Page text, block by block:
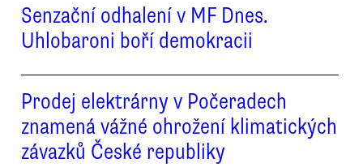
Senzační odhalení v MF Dnes.
Uhlobaroni boří demokracii
Prodej elektrárny v Počeradech
znamená vážné ohrožení klimatických
závazků České republiky